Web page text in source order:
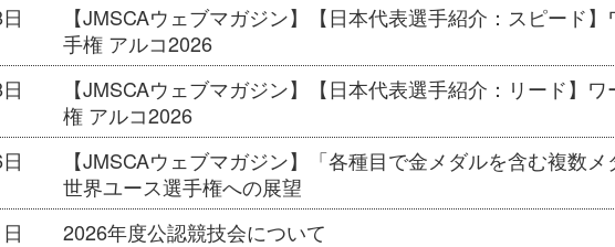
【JMSCAウェブマガジン】【日本代表選手紹介：スピード
手権 アルコ2026
【JMSCAウェブマガジン】【日本代表選手紹介：リード】
権 アルコ2026
【JMSCAウェブマガジン】「各種目で金メダルを含む複数
世界ユース選手権への展望
2026年度公認競技会について